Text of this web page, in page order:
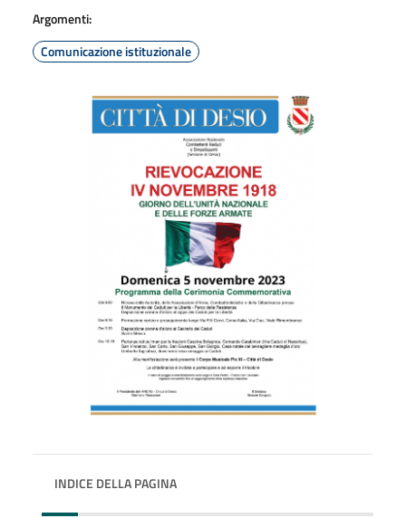
Argomenti:
Comunicazione istituzionale
INDICE DELLA PAGINA